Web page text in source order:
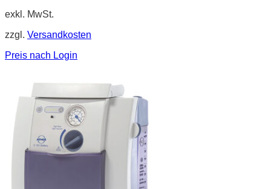
exkl. MwSt.
zzgl. Versandkosten
Preis nach Login